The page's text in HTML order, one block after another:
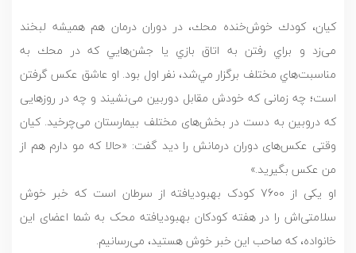
كيان، كودك خوش‌خنده محك، در دوران درمان هم همیشه لبخند
می‌زد و براي رفتن به اتاق بازي يا جشن‌هايي كه در محك به
مناسبت‌هاي مختلف برگزار مي‌شد، نفر اول بود. او عاشق عکس گرفتن
است؛ چه زمانی که خودش مقابل دوربین می‌نشیند و چه در روزهایی
که دروبین به دست در بخش‌های مختلف بیمارستان می‌چرخید. کیان
وقتی عکس‌های دوران درمانش را دید گفت: «حالا که مو دارم هم از
من عکس بگیرید.»
او یکی از 7600 کودک بهبودیافته از سرطان است که خبر خوش
سلامتی‌اش را در هفته کودکان بهبودیافته محک به شما اعضای این
خانواده، که صاحب این خبر خوش هستید، می‌رسانیم.